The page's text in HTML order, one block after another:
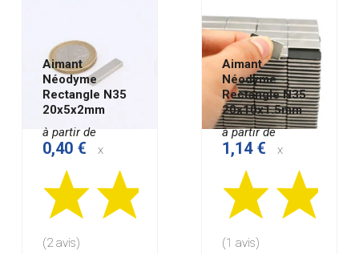
Aimant
Néodyme
Rectangle N35
20x5x2mm
à partir de
0,40 € x
(2 avis)
Aimant
Néodyme
Rectangle N35
20x10x1.5mm
à partir de
1,14 € x
(1 avis)